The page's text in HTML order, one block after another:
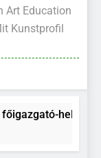
Art Education
Kunstprofil
helyettes